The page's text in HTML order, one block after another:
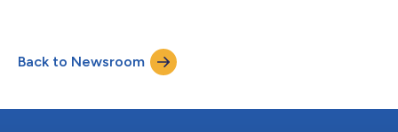
下一代AI基础设施所需的性能、可扩展性和效率的创新技术。 FMS
2026上的亮点包括近期发布的KIOXIA CM10系列PCIe® 6.0企业级
SSD和KIOXIA NX1系列SSD，这两款产品均支持直接液冷。专为AI
FLASH™第十代闪存的企业级驱动器，而KIOXIA NX1系列则代表了
Back to Newsroom